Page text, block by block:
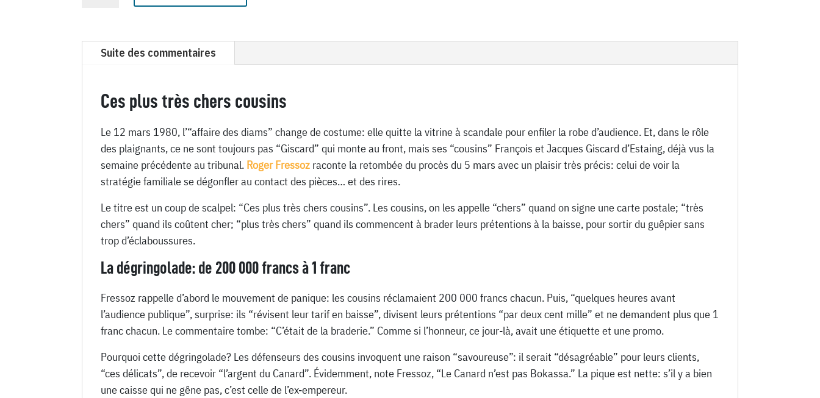
Mars
1980
Suite des commentaires
Ces plus très chers cousins
Le 12 mars 1980, l’“affaire des diams” change de costume: elle quitte la vitrine à scandale pour enfiler la robe d’audience. Et, dans le rôle
des plaignants, ce ne sont toujours pas “Giscard” qui monte au front, mais ses “cousins” François et Jacques Giscard d’Estaing, déjà vus la
semaine précédente au tribunal. Roger Fressoz raconte la retombée du procès du 5 mars avec un plaisir très précis: celui de voir la
stratégie familiale se dégonfler au contact des pièces… et des rires.
Le titre est un coup de scalpel: “Ces plus très chers cousins”. Les cousins, on les appelle “chers” quand on signe une carte postale; “très
chers” quand ils coûtent cher; “plus très chers” quand ils commencent à brader leurs prétentions à la baisse, pour sortir du guêpier sans
trop d’éclaboussures.
La dégringolade: de 200 000 francs à 1 franc
Fressoz rappelle d’abord le mouvement de panique: les cousins réclamaient 200 000 francs chacun. Puis, “quelques heures avant
l’audience publique”, surprise: ils “révisent leur tarif en baisse”, divisent leurs prétentions “par deux cent mille” et ne demandent plus que 1
franc chacun. Le commentaire tombe: “C’était de la braderie.” Comme si l’honneur, ce jour-là, avait une étiquette et une promo.
Pourquoi cette dégringolade? Les défenseurs des cousins invoquent une raison “savoureuse”: il serait “désagréable” pour leurs clients,
“ces délicats”, de recevoir “l’argent du Canard”. Évidemment, note Fressoz, “Le Canard n’est pas Bokassa.” La pique est nette: s’il y a bien
une caisse qui ne gêne pas, c’est celle de l’ex-empereur.